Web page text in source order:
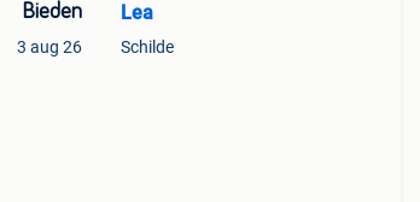
Bieden
3 aug 26
Lea
Schilde